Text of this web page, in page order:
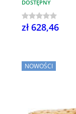
DOSTĘPNY
zł 628,46
NOWOŚCI